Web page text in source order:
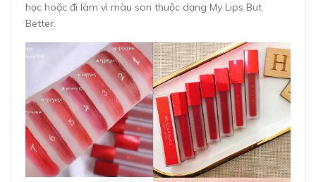
học hoặc đi làm vì màu son thuộc dạng My Lips But
Better.